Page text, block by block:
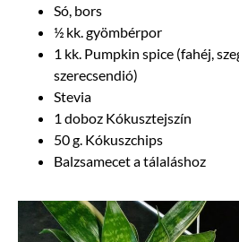
Só, bors
½ kk. gyömbérpor
1 kk. Pumpkin spice (fahéj,
szerecsendió)
Stevia
1 doboz Kókusztejszín
50 g. Kókuszchips
Balzsamecet a tálaláshoz